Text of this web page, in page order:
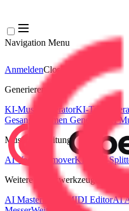
Navigation Menu
AnmeldenClose menu
Generieren
KI-MusikgeneratorKI-
Gesangsstimmen Generator
KI
Musikbearbeitung
AI Vocal RemoverKI-Stem-
Weitere Musikwerkzeuge
AI Mastering
AI MIDI EditorAI